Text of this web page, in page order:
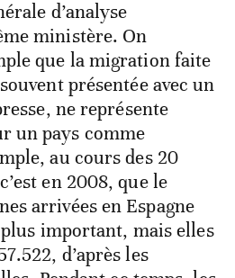
d’analyse
ministère. On
que la migration faite
présentée avec un
ne représente
un pays comme
au cours des 20
en 2008, que le
arrivées en Espagne
important, mais elles
d’après les